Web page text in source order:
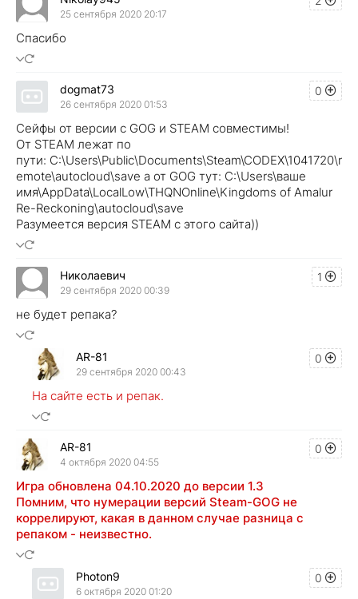
25 сентября 2020 20:17
Спасибо
0
dogmat73
26 сентября 2020 01:53
Сейфы от версии с GOG и STEAM совместимы!
От STEAM лежат по
пути: C:\Users\Public\Documents\Steam\CODEX\1041720\r
emote\autocloud\save а от GOG тут: C:\Users\ваше
имя\AppData\LocalLow\THQNOnline\Kingdoms of Amalur
Re-Reckoning\autocloud\save
Разумеется версия STEAM с этого сайта))
1
Николаевич
29 сентября 2020 00:39
не будет репака?
0
AR-81
29 сентября 2020 00:43
На сайте есть и репак.
0
AR-81
4 октября 2020 04:55
Игра обновлена 04.10.2020 до версии 1.3
Помним, что нумерации версий Steam-GOG не
коррелируют, какая в данном случае разница с
репаком - неизвестно.
0
Photon9
6 октября 2020 01:20